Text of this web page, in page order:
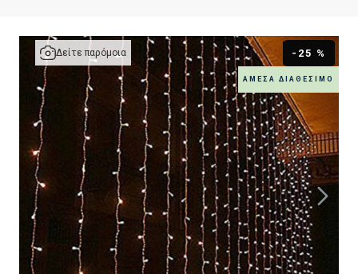
ΆΜΕΣΑ ΔΙΑΘΈΣΙΜΟ
-25 %
Δείτε παρόμοια